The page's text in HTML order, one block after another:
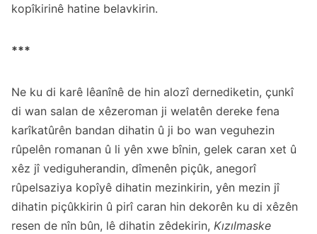
kopîkirinê hatine belavkirin.
***
Ne ku di karê lêanînê de hin alozî dernediketin, çunkî
di wan salan de xêzeroman ji welatên dereke fena
karîkatûrên bandan dihatin û ji bo wan veguhezin
rûpelên romanan û li yên xwe bînin, gelek caran xet û
xêz jî vediguherandin, dîmenên piçûk, anegorî
rûpelsaziya kopîyê dihatin mezinkirin, yên mezin jî
dihatin piçûkkirin û pirî caran hin dekorên ku di xêzên
resen de nîn bûn, lê dihatin zêdekirin, Kızılmaske